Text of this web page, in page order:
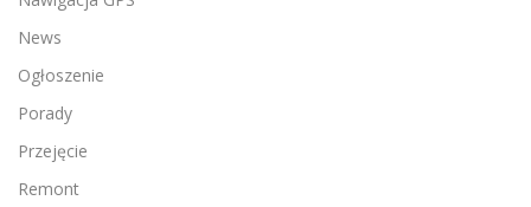
News
Ogłoszenie
Porady
Przejęcie
Remont